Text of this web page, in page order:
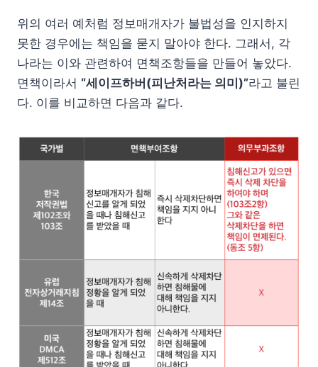
위의 여러 예처럼 정보매개자가 불법성을 인지하지
못한 경우에는 책임을 묻지 말아야 한다. 그래서, 각
나라는 이와 관련하여 면책조항들을 만들어 놓았다.
면책이라서 “세이프하버(피난처라는 의미)”라고 불린
다. 이를 비교하면 다음과 같다.